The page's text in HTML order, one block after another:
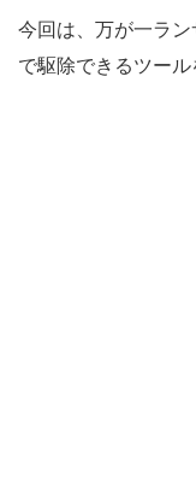
今回は、万が一ラ
で駆除できるツール